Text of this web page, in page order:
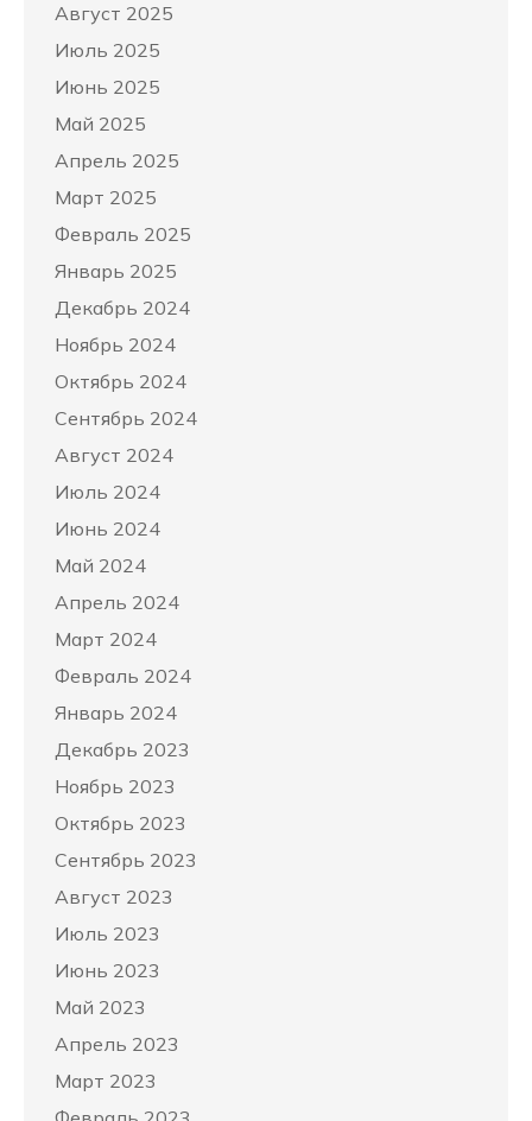
Август 2025
Июль 2025
Июнь 2025
Май 2025
Апрель 2025
Март 2025
Февраль 2025
Январь 2025
Декабрь 2024
Ноябрь 2024
Октябрь 2024
Сентябрь 2024
Август 2024
Июль 2024
Июнь 2024
Май 2024
Апрель 2024
Март 2024
Февраль 2024
Январь 2024
Декабрь 2023
Ноябрь 2023
Октябрь 2023
Сентябрь 2023
Август 2023
Июль 2023
Июнь 2023
Май 2023
Апрель 2023
Март 2023